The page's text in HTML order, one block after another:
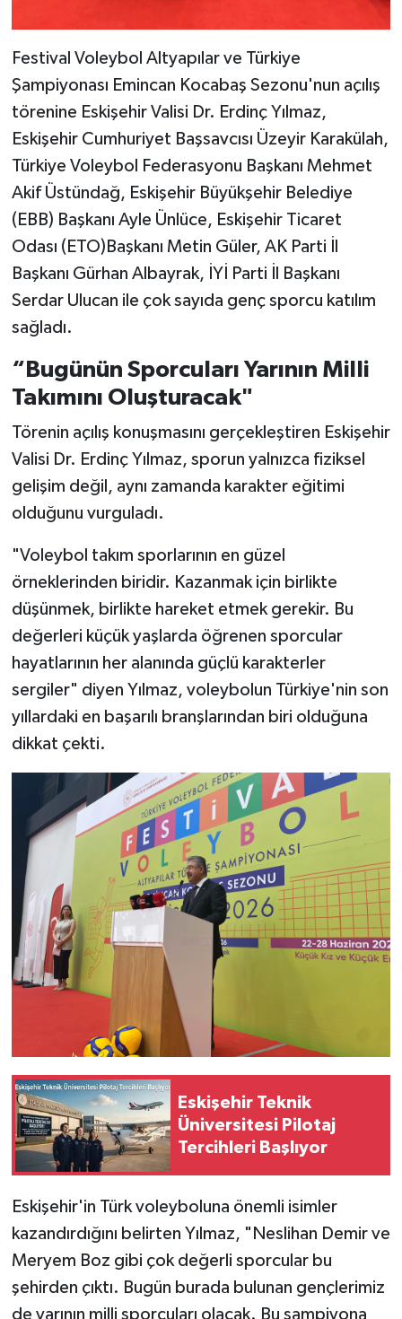
Festival Voleybol Altyapılar ve Türkiye
Şampiyonası Emincan Kocabaş Sezonu'nun açılış
törenine Eskişehir Valisi Dr. Erdinç Yılmaz,
Eskişehir Cumhuriyet Başsavcısı Üzeyir Karakülah,
Türkiye Voleybol Federasyonu Başkanı Mehmet
Akif Üstündağ, Eskişehir Büyükşehir Belediye
(EBB) Başkanı Ayle Ünlüce, Eskişehir Ticaret
Odası (ETO)Başkanı Metin Güler, AK Parti İl
Başkanı Gürhan Albayrak, İYİ Parti İl Başkanı
Serdar Ulucan ile çok sayıda genç sporcu katılım
sağladı.
“Bugünün Sporcuları Yarının Milli
Takımını Oluşturacak"
Törenin açılış konuşmasını gerçekleştiren Eskişehir
Valisi Dr. Erdinç Yılmaz, sporun yalnızca fiziksel
gelişim değil, aynı zamanda karakter eğitimi
olduğunu vurguladı.
"Voleybol takım sporlarının en güzel
örneklerinden biridir. Kazanmak için birlikte
düşünmek, birlikte hareket etmek gerekir. Bu
değerleri küçük yaşlarda öğrenen sporcular
hayatlarının her alanında güçlü karakterler
sergiler" diyen Yılmaz, voleybolun Türkiye'nin son
yıllardaki en başarılı branşlarından biri olduğuna
dikkat çekti.
Eskişehir Teknik
Üniversitesi Pilotaj
Tercihleri Başlıyor
Eskişehir'in Türk voleyboluna önemli isimler
kazandırdığını belirten Yılmaz, "Neslihan Demir ve
Meryem Boz gibi çok değerli sporcular bu
şehirden çıktı. Bugün burada bulunan gençlerimiz
de yarının milli sporcuları olacak. Bu şampiyona